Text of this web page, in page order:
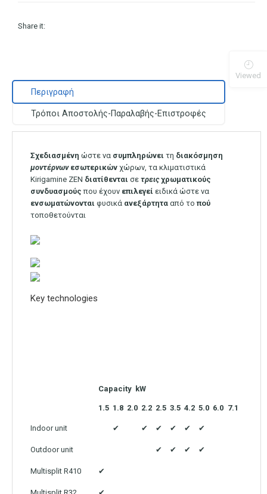
Share it:
Περιγραφή
Τρόποι Αποστολής-Παραλαβής-Επιστροφές
Σχεδιασμένη ώστε να συμπληρώνει τη διακόσμηση
μοντέρνων εσωτερικών χώρων, τα κλιματιστικά
Kirigamine ZEN διατίθενται σε τρεις χρωματικούς
συνδυασμούς που έχουν επιλεγεί ειδικά ώστε να
ενσωματώνονται φυσικά ανεξάρτητα από τοπού
τοποθετούνται
Key technologies
Capacity kW
1.5 1.8 2.0 2.2 2.5 3.5 4.2 5.0 6.0 7.1
Indoor unit ✔ ✔ ✔ ✔ ✔ ✔
Outdoor unit ✔ ✔ ✔ ✔
Multisplit R410 ✔
Viewed